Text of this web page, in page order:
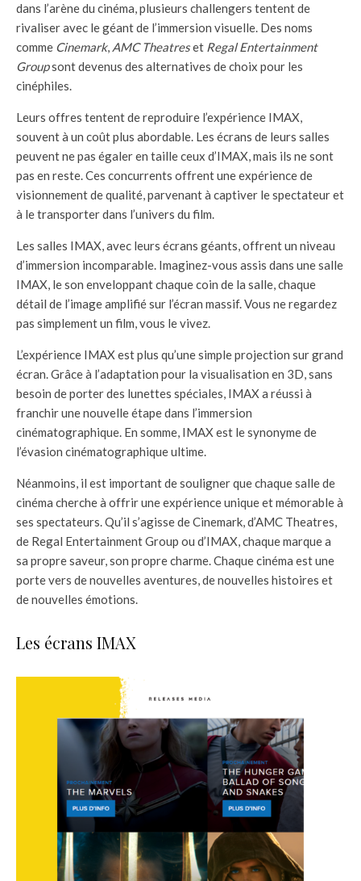
dans l’arène du cinéma, plusieurs challengers tentent de
rivaliser avec le géant de l’immersion visuelle. Des noms
comme Cinemark, AMC Theatreset Regal Entertainment
Groupsont devenus des alternatives de choix pour les
cinéphiles.
Leurs offres tentent de reproduire l’expérience IMAX,
souvent à un coût plus abordable. Les écrans de leurs salles
peuvent ne pas égaler en taille ceux d’IMAX, mais ils ne sont
pas en reste. Ces concurrents offrent une expérience de
visionnement de qualité, parvenant à captiver le spectateur et
à le transporter dans l’univers du film.
Les salles IMAX, avec leurs écrans géants, offrent un niveau
d’immersion incomparable. Imaginez-vous assis dans une salle
IMAX, le son enveloppant chaque coin de la salle, chaque
détail de l’image amplifié sur l’écran massif. Vous ne regardez
pas simplement un film, vous le vivez.
L’expérience IMAX est plus qu’une simple projection sur grand
écran. Grâce à l’adaptation pour la visualisation en 3D, sans
besoin de porter des lunettes spéciales, IMAX a réussi à
franchir une nouvelle étape dans l’immersion
cinématographique. En somme, IMAX est le synonyme de
l’évasion cinématographique ultime.
Néanmoins, il est important de souligner que chaque salle de
cinéma cherche à offrir une expérience unique et mémorable à
ses spectateurs. Qu’il s’agisse de Cinemark, d’AMC Theatres,
de Regal Entertainment Group ou d’IMAX, chaque marque a
sa propre saveur, son propre charme. Chaque cinéma est une
porte vers de nouvelles aventures, de nouvelles histoires et
de nouvelles émotions.
Les écrans IMAX